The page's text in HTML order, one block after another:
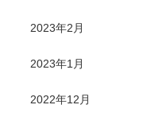
2023年2月
2023年1月
2022年12月